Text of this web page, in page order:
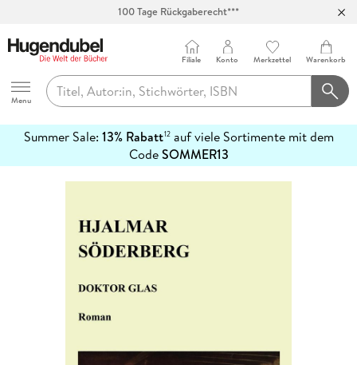
100 Tage Rückgaberecht***
Hugendubel
Menu
Filiale Konto Merkzettel Warenkorb
Summer Sale: 13% Rabatt12auf viele Sortimente mit dem
CodeSOMMER13
erfahren